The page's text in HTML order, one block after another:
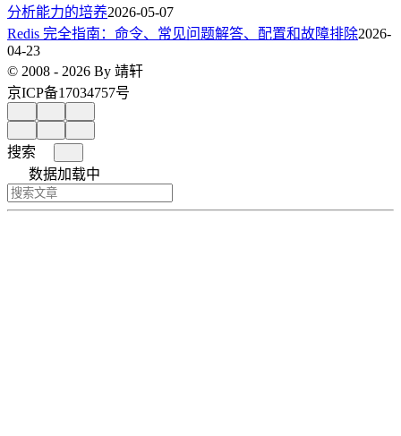
分析能力的培养2026-05-07
Redis 完全指南：命令、常见问题解答、配置和故障排除2026-
04-23
© 2008 - 2026 By 靖轩
京ICP备17034757号
搜索
数据加载中